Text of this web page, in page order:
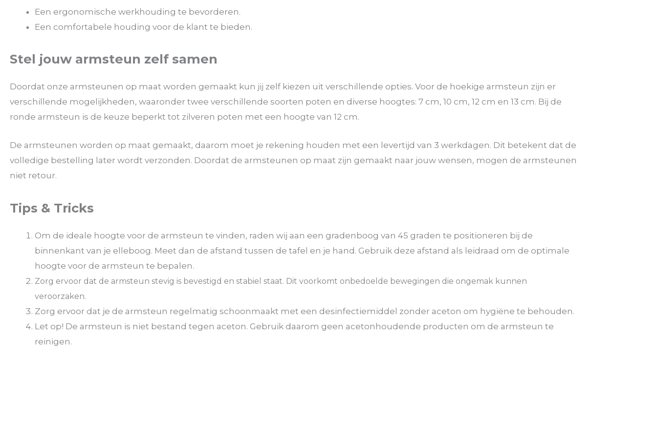
Een ergonomische werkhouding te bevorderen.
Een comfortabele houding voor de klant te bieden.
Stel jouw armsteun zelf samen
Doordat onze armsteunen op maat worden gemaakt kun jij zelf kiezen uit verschillende opties. Voor de hoekige armsteun zijn er
verschillende mogelijkheden, waaronder twee verschillende soorten poten en diverse hoogtes: 7 cm, 10 cm, 12 cm en 13 cm. Bij de
ronde armsteun is de keuze beperkt tot zilveren poten met een hoogte van 12 cm.
De armsteunen worden op maat gemaakt, daarom moet je rekening houden met een levertijd van 3 werkdagen. Dit betekent dat de
volledige bestelling later wordt verzonden. Doordat de armsteunen op maat zijn gemaakt naar jouw wensen, mogen de armsteunen
niet retour.
Tips & Tricks
Om de ideale hoogte voor de armsteun te vinden, raden wij aan een gradenboog van 45 graden te positioneren bij de
binnenkant van je elleboog. Meet dan de afstand tussen de tafel en je hand. Gebruik deze afstand als leidraad om de optimale
hoogte voor de armsteun te bepalen.
Zorg ervoor dat de armsteun stevig is bevestigd en stabiel staat. Dit voorkomt onbedoelde bewegingen die ongemak kunnen
veroorzaken.
Zorg ervoor dat je de armsteun regelmatig schoonmaakt met een desinfectiemiddel zonder aceton om hygiëne te behouden.
Let op! De armsteun is niet bestand tegen aceton. Gebruik daarom geen acetonhoudende producten om de armsteun te
reinigen.